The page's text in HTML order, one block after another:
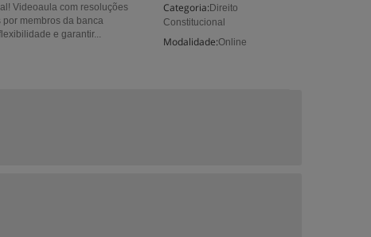
Categoria: Direito
Constitucional
Modalidade:Online
Videoaula com resoluções
membros da banca
e garantir...